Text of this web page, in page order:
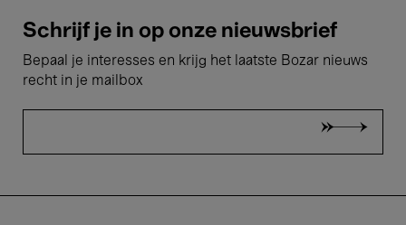
Schrijf je in op onze nieuwsbrief
Bepaal je interesses en krijg het laatste Bozar nieuws
recht in je mailbox